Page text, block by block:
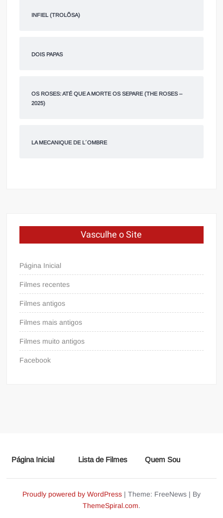
INFIEL (TROLÕSA)
DOIS PAPAS
OS ROSES: ATÉ QUE A MORTE OS SEPARE (THE ROSES –
2025)
LA MECANIQUE DE L´OMBRE
Vasculhe o Site
Página Inicial
Filmes recentes
Filmes antigos
Filmes mais antigos
Filmes muito antigos
Facebook
Página Inicial Lista de Filmes Quem Sou
Proudly powered by WordPress | Theme: FreeNews | By
ThemeSpiral.com.